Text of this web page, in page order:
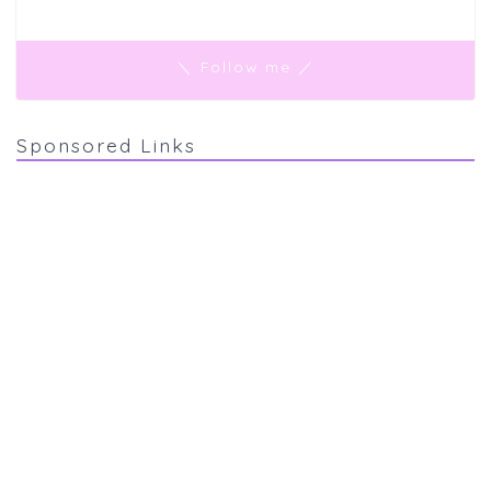
＼ Follow me ／
Sponsored Links